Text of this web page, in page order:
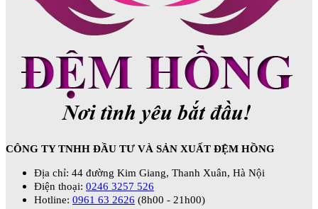
CÔNG TY TNHH ĐẦU TƯ VÀ SẢN XUẤT ĐỆM HỒNG
Địa chỉ: 44 đường Kim Giang, Thanh Xuân, Hà Nội
Điện thoại: 0246 3257 526
Hotline: 0961 63 2626 (8h00 - 21h00)